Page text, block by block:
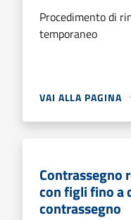
Procedimento di
temporaneo
VAI ALLA PAGINA
Contrassegno
con figli fino a
contrassegno